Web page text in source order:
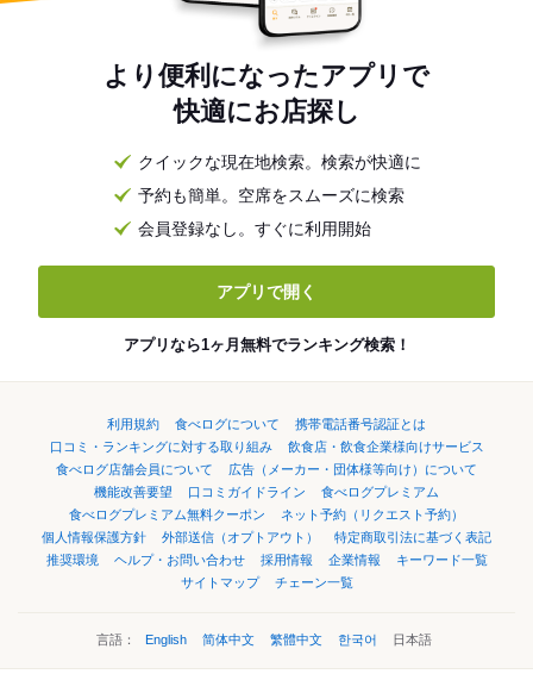
より便利になったアプリで
快適にお店探し
クイックな現在地検索。検索が快適に
予約も簡単。空席をスムーズに検索
会員登録なし。すぐに利用開始
アプリで開く
アプリなら1ヶ月無料でランキング検索！
利用規約 食べログについて
携帯電話番号認証とは
口コミ・ランキングに対する取り組み
飲食店・飲食企業様向けサービス
食べログ店舗会員について
広告（メーカー・団体様等向け）について
機能改善要望
口コミガイドライン
食べログプレミアム
食べログプレミアム無料クーポン
ネット予約（リクエスト予約）
個人情報保護方針
外部送信（オプトアウト）
特定商取引法に基づく表記
推奨環境
ヘルプ・お問い合わせ 採用情報 企業情報
キーワード一覧
サイトマップ
チェーン一覧
言語： English 简体中文 繁體中文 한국어 日本語